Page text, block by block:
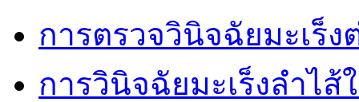
การตรวจวินิจฉัยมะเร็ง
การวินิจฉัยมะเร็งลำไส้